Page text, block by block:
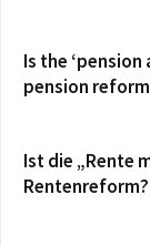
Is the
pension
Ist die „Rente